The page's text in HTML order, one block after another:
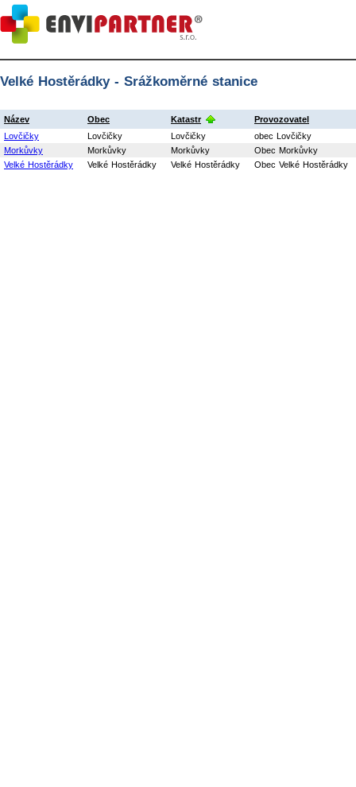
Velké Hostěrádky - Srážkoměrné stanice
Název Obec Katastr
Provozovatel
Lovčičky
Lovčičky Lovčičky
obec Lovčičky
Morkůvky
Morkůvky Morkůvky
Obec Morkůvky
Velké Hostěrádky
Velké Hostěrádky Velké Hostěrádky Obec Velké Hostěrádky